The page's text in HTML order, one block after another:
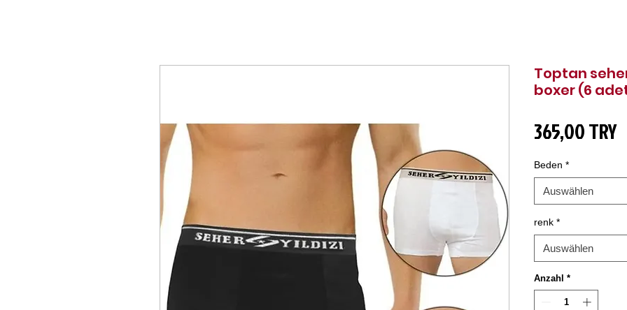
Toptan seher
boxer (6
365,00 TRY
Beden *
Auswählen
renk *
Auswählen
Anzahl *